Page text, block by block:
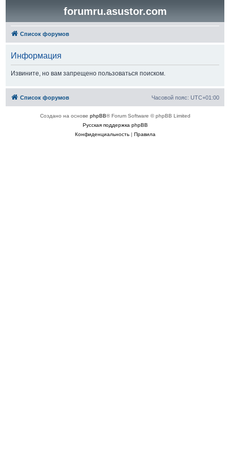
forumru.asustor.com
Список форумов
Информация
Извините, но вам запрещено пользоваться поиском.
Список форумов Часовой пояс: UTC+01:00
Создано на основе phpBB® Forum Software © phpBB Limited
Русская поддержка phpBB
Конфиденциальность| Правила